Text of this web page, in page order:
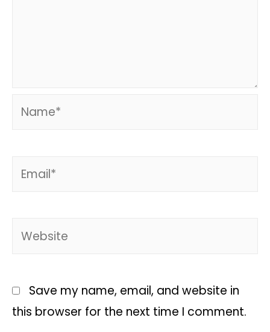
Save my name, email, and website in
this browser for the next time I comment.